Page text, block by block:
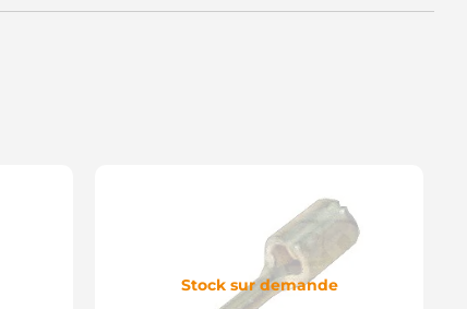
Stock sur demande